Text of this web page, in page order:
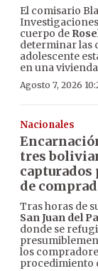
El comisario
cuerpo de
determinar las
adolescente
en una
Agosto 7, 2026
Nacionales
tres
capturados
de
Tras horas de
San Juan del
donde se
los
procedimiento